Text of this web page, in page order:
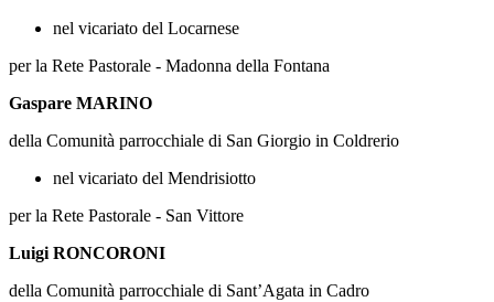
nel vicariato del Locarnese
per la Rete Pastorale - Madonna della Fontana
Gaspare MARINO
della Comunità parrocchiale di San Giorgio in Coldrerio
nel vicariato del Mendrisiotto
per la Rete Pastorale - San Vittore
Luigi RONCORONI
della Comunità parrocchiale di Sant’Agata in Cadro